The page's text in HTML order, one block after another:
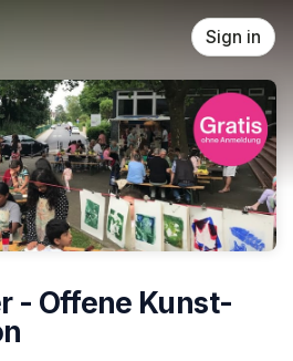
Sign in
- Offene Kunst-